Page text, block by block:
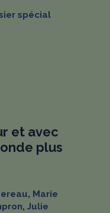
spécial
et avec
plus
, Marie
, Julie